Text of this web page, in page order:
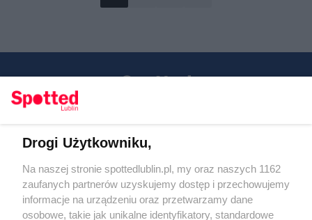
Regulamin
Polityka prywatności
RODO
Warunki korzystania z treści
Drogi Użytkowniku,
Na naszej stronie spottedlublin.pl, my oraz naszych 1162
zaufanych partnerów uzyskujemy dostęp i przechowujemy
informacje na urządzeniu oraz przetwarzamy dane
osobowe, takie jak unikalne identyfikatory, standardowe